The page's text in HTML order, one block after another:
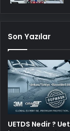
Son Yazılar
UETDS Nedir ?